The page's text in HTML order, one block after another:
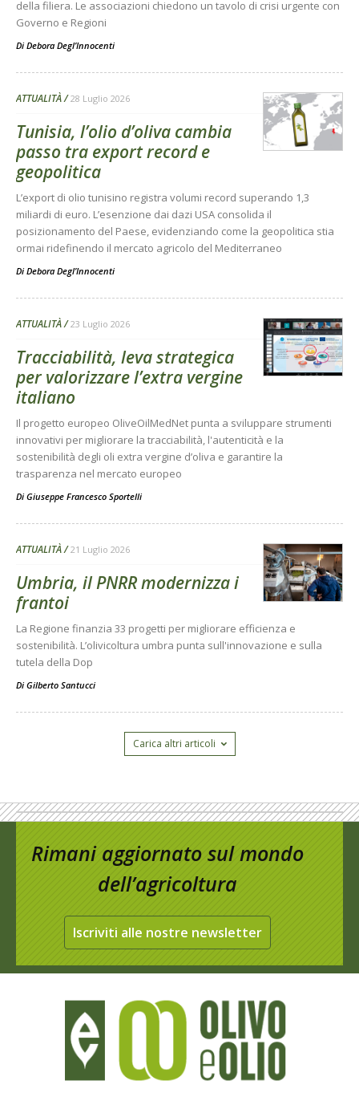
della filiera. Le associazioni chiedono un tavolo di crisi urgente con
Governo e Regioni
Di Debora Degl’Innocenti
ATTUALITÀ 28 Luglio 2026
Tunisia, l’olio d’oliva cambia
passo tra export record e
geopolitica
L’export di olio tunisino registra volumi record superando 1,3
miliardi di euro. L’esenzione dai dazi USA consolida il
posizionamento del Paese, evidenziando come la geopolitica stia
ormai ridefinendo il mercato agricolo del Mediterraneo
Di Debora Degl’Innocenti
ATTUALITÀ 23 Luglio 2026
Tracciabilità, leva strategica
per valorizzare l’extra vergine
italiano
Il progetto europeo OliveOilMedNet punta a sviluppare strumenti
innovativi per migliorare la tracciabilità, l'autenticità e la
sostenibilità degli oli extra vergine d’oliva e garantire la
trasparenza nel mercato europeo
Di Giuseppe Francesco Sportelli
ATTUALITÀ 21 Luglio 2026
Umbria, il PNRR modernizza i
frantoi
La Regione finanzia 33 progetti per migliorare efficienza e
sostenibilità. L’olivicoltura umbra punta sull'innovazione e sulla
tutela della Dop
Di Gilberto Santucci
Carica altri articoli
Rimani aggiornato sul mondo
dell’agricoltura
Iscriviti alle nostre newsletter